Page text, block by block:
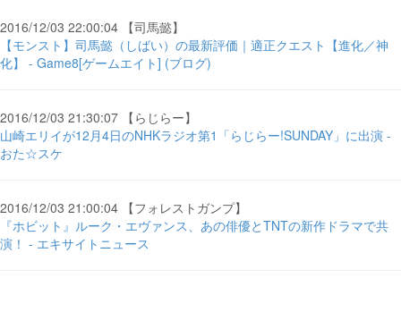
2016/12/03 22:00:04 【司馬懿】
【モンスト】司馬懿（しばい）の最新評価｜適正クエスト【進化／神
化】 - Game8[ゲームエイト] (ブログ)
2016/12/03 21:30:07 【らじらー】
山崎エリイが12月4日のNHKラジオ第1「らじらー!SUNDAY」に出演 -
おた☆スケ
2016/12/03 21:00:04 【フォレストガンプ】
『ホビット』ルーク・エヴァンス、あの俳優とTNTの新作ドラマで共
演！ - エキサイトニュース